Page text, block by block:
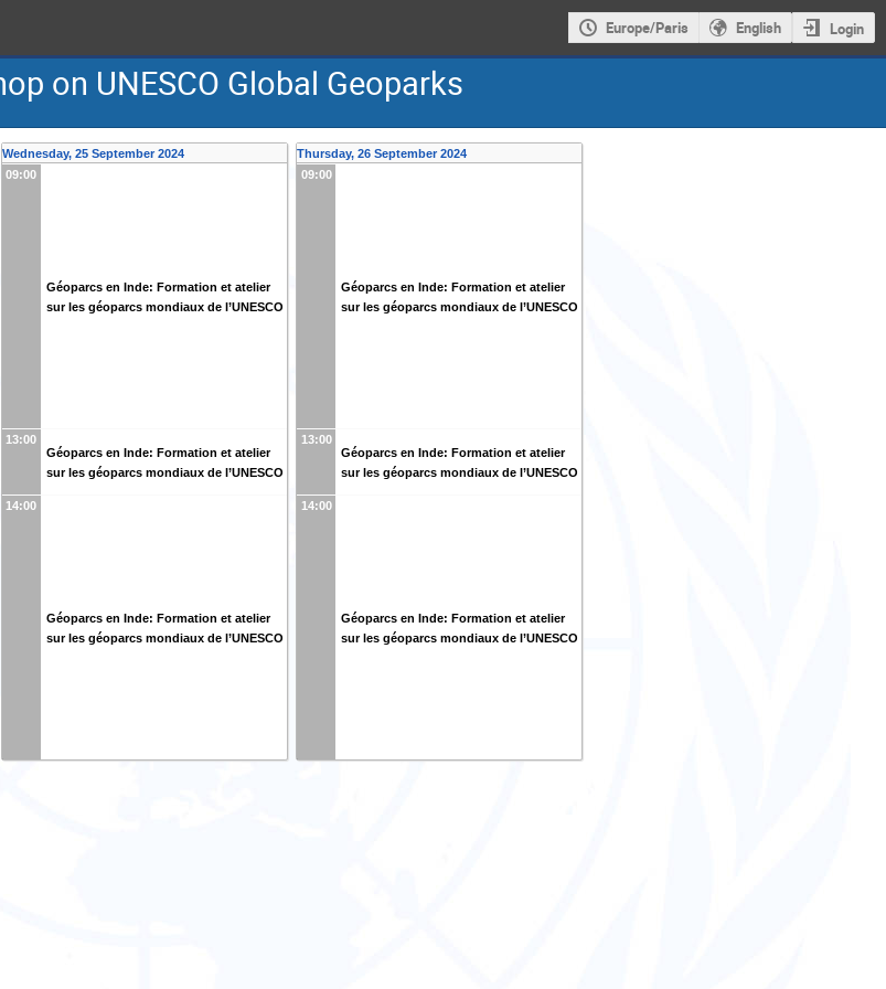
Europe/Paris English Login
on UNESCO Global Geoparks
Wednesday, 25 September 2024
09:00
Géoparcs en Inde: Formation et atelier
sur les géoparcs mondiaux de l’UNESCO
13:00
Géoparcs en Inde: Formation et atelier
sur les géoparcs mondiaux de l’UNESCO
14:00
Géoparcs en Inde: Formation et atelier
sur les géoparcs mondiaux de l’UNESCO
Thursday, 26 September 2024
09:00
Géoparcs en Inde: Formation et atelier
sur les géoparcs mondiaux de l’UNESCO
13:00
Géoparcs en Inde: Formation et atelier
sur les géoparcs mondiaux de l’UNESCO
14:00
Géoparcs en Inde: Formation et atelier
sur les géoparcs mondiaux de l’UNESCO